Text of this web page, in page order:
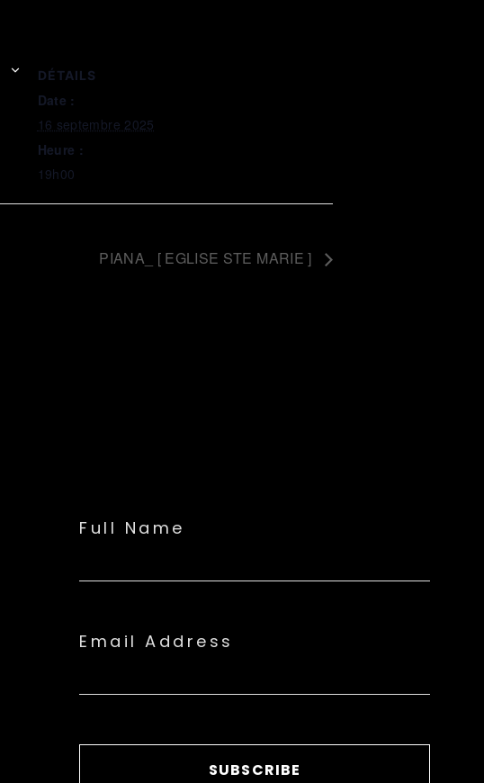
DÉTAILS
Date :
16 septembre 2025
Heure :
19h00
PIANA_ [ EGLISE STE MARIE ]
Full Name
Email Address
SUBSCRIBE